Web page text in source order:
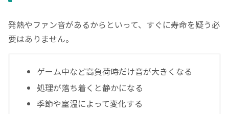
発熱やファン音があるからといって、すぐに寿命を疑う必
要はありません。
ゲーム中など高負荷時だけ音が大きくなる
処理が落ち着くと静かになる
季節や室温によって変化する